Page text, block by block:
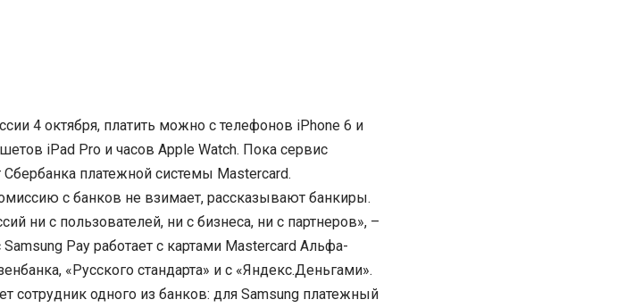
4 октября, платить можно с телефонов iPhone 6 и
iPad Pro и часов Apple Watch. Пока сервис
платежной системы Mastercard.
с банков не взимает, рассказывают банкиры.
ни с пользователей, ни c бизнеса, ни с партнеров», –
Pay работает с картами Mastercard Альфа-
«Русского стандарта» и с «Яндекс.Деньгами».
сотрудник одного из банков: для Samsung платежный